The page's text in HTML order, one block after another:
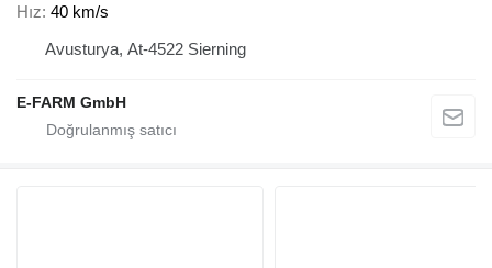
Hız 40 km/s
Avusturya, At-4522 Sierning
E-FARM GmbH